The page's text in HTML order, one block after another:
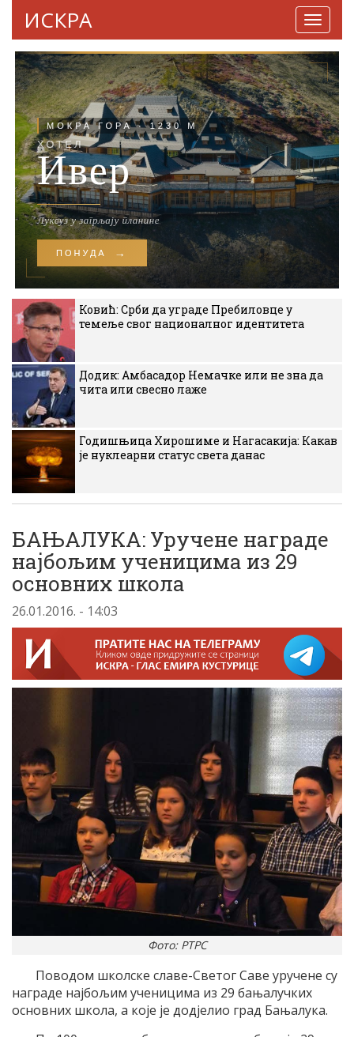
ИСКРА
Ковић: Срби да уграде Пребиловце у
темеље свог националног идентитета
Додик: Амбасадор Немачке или не зна да
чита или свесно лаже
Годишњица Хирошиме и Нагасакија: Какав
је нуклеарни статус света данас
БАЊАЛУКА: Уручене награде
најбољим ученицима из 29
основних школа
26.01.2016. - 14:03
Фото: РТРС
Поводом школске славе-Светог Саве уручене су
награде најбољим ученицима из 29 бањалучких
основних школа, а које је додјелио град Бањалука.